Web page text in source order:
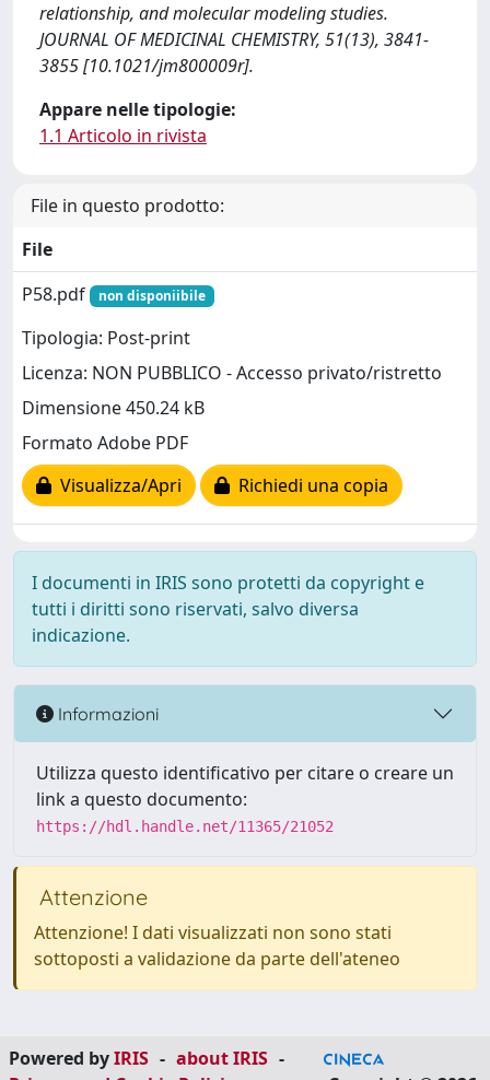
relationship, and molecular modeling studies.
JOURNAL OF MEDICINAL CHEMISTRY, 51(13), 3841-
3855 [10.1021/jm800009r].
Appare nelle tipologie:
1.1 Articolo in rivista
File in questo prodotto:
File
P58.pdf
non disponiibile
Tipologia: Post-print
Licenza: NON PUBBLICO - Accesso privato/ristretto
Dimensione 450.24 kB
Formato Adobe PDF
Visualizza/Apri
Richiedi una copia
I documenti in IRIS sono protetti da copyright e
tutti i diritti sono riservati, salvo diversa
indicazione.
Informazioni
Utilizza questo identificativo per citare o creare un
link a questo documento:
https://hdl.handle.net/11365/21052
Attenzione
Attenzione! I dati visualizzati non sono stati
sottoposti a validazione da parte dell'ateneo
Powered byIRIS - about IRIS -